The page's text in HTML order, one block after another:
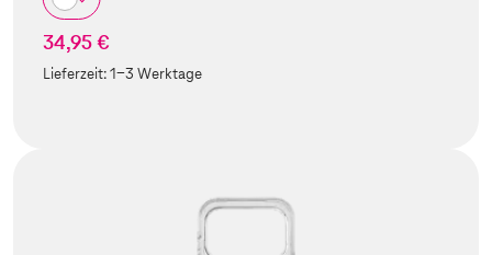
34,95 €
Lieferzeit:1-3 Werktage